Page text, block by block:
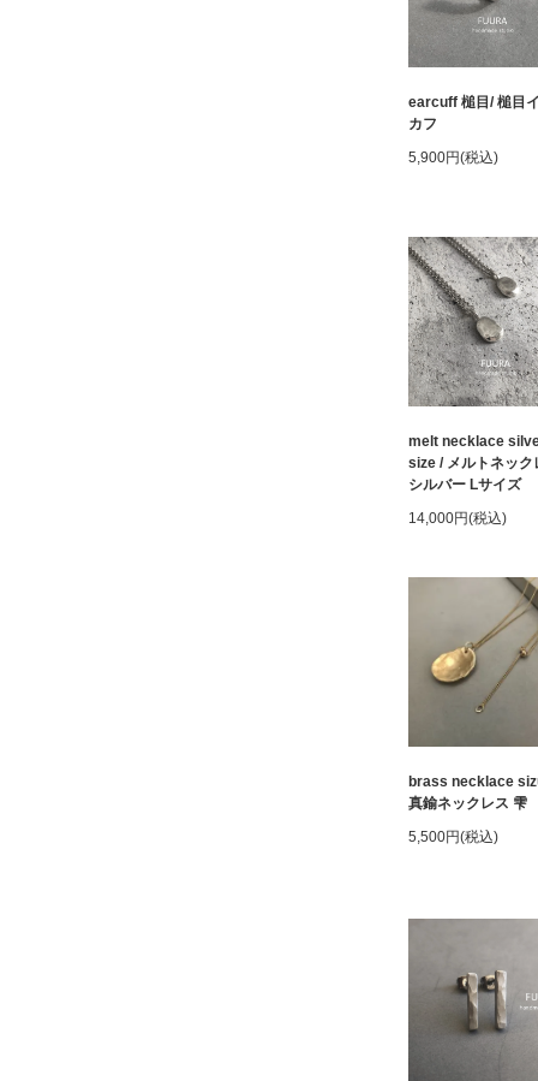
earcuff 槌目/ 槌目
カフ
5,900円(税込)
melt necklace
size / メルトネック
シルバー Lサイズ
14,000円(税込)
brass necklace
真鍮ネックレス 雫
5,500円(税込)